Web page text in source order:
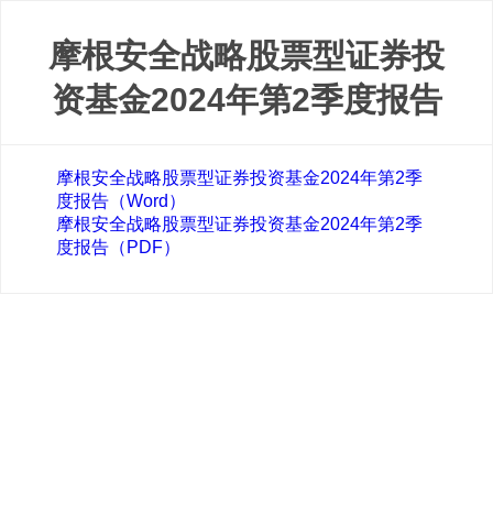
摩根安全战略股票型证券投
资基金2024年第2季度报告
摩根安全战略股票型证券投资基金2024年第2季
度报告（Word）
摩根安全战略股票型证券投资基金2024年第2季
度报告（PDF）